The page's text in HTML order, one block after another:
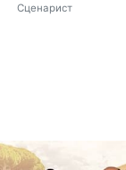
Сценарист